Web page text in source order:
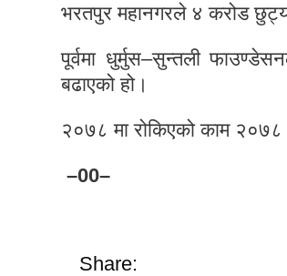
भरतपुर महानगरले ४ करोड
पूर्वमा धुर्मुस–सुन्तली
बढाएको हो।
२०७८ मा रोकिएको काम
–00–
Share: